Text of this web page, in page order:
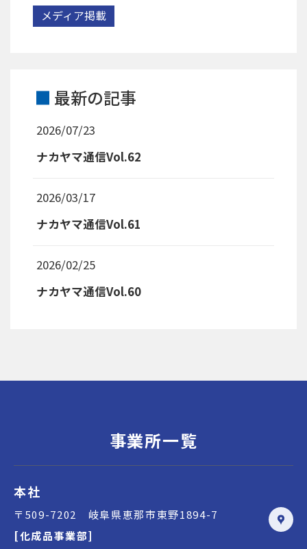
メディア掲載
最新の記事
2026/07/23
ナカヤマ通信Vol.62
2026/03/17
ナカヤマ通信Vol.61
2026/02/25
ナカヤマ通信Vol.60
事業所一覧
本社
〒509-7202 岐阜県恵那市東野1894-7
[化成品事業部]